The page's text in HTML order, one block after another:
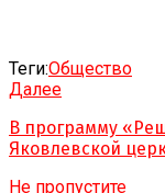
Теги:Общество
Далее
В программу
Яковлевской
Не пропустите